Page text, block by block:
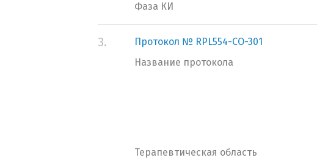
Фаза КИ
3.
Протокол № RPL554-CO-301
Название протокола
Терапевтическая область